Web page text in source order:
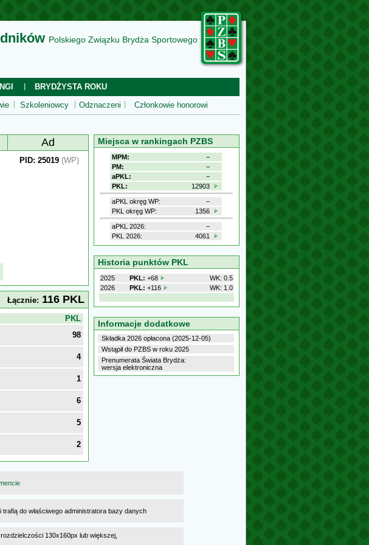
Polskiego Związku Brydża Sportowego
BRYDŻYSTA ROKU
Szkoleniowcy Odznaczeni Członkowie honorowi
Ad
PID: 25019 (WP)
Łącznie: 116 PKL
PKL
98
4
1
6
5
2
Miejsca w rankingach PZBS
MPM:
−
PM:
−
aPKL:
−
PKL:
12903
aPKL okręg WP:
−
PKL okręg WP:
1356
aPKL 2026:
−
PKL 2026:
4061
Historia punktów PKL
2025 PKL: +68
WK: 0.5
2026
PKL: +116 WK: 1.0
Informacje dodatkowe
Składka 2026 opłacona (2025-12-05)
Wstąpił do PZBS w roku 2025
Prenumerata Świata Brydża:
wersja elektroniczna
trafią do właściwego administratora bazy danych
130x160px lub większej,